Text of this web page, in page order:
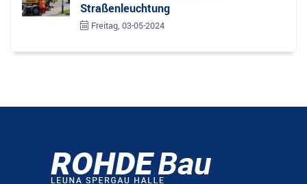
Straßenleuchtung
Freitag, 03-05-2024